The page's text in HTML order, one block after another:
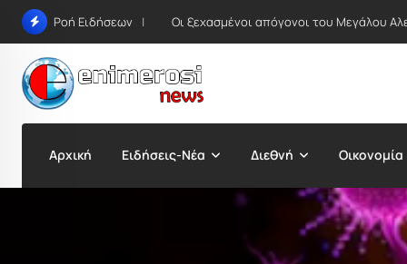
Skip
content
Ροή Ειδήσεων Οι ξεχασμένοι απόγονοι του Μεγάλου
Αρχική Ειδήσεις-Νέα Διεθνή Οικονομία